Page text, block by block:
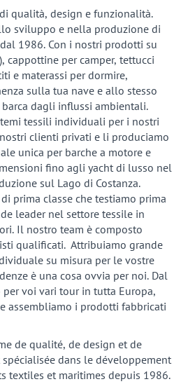
qualità, design e funzionalità.
sviluppo e nella produzione di
1986. Con i nostri prodotti su
cappottine per camper, tettucci
e materassi per dormire,
sulla tua nave e allo stesso
dagli influssi ambientali.
tessili individuali per i nostri
clienti privati ​​e li produciamo
unica per barche a motore e
fino agli yacht di lusso nel
sul Lago di Costanza.
prima classe che testiamo prima
leader nel settore tessile in
Il nostro team è composto
qualificati. Attribuiamo grande
su misura per le vostre
è una cosa ovvia per noi. Dal
per voi vari tour in tutta Europa,
assembliamo i prodotti fabbricati
de qualité, de design et de
dans le développement
textiles et maritimes depuis 1986.